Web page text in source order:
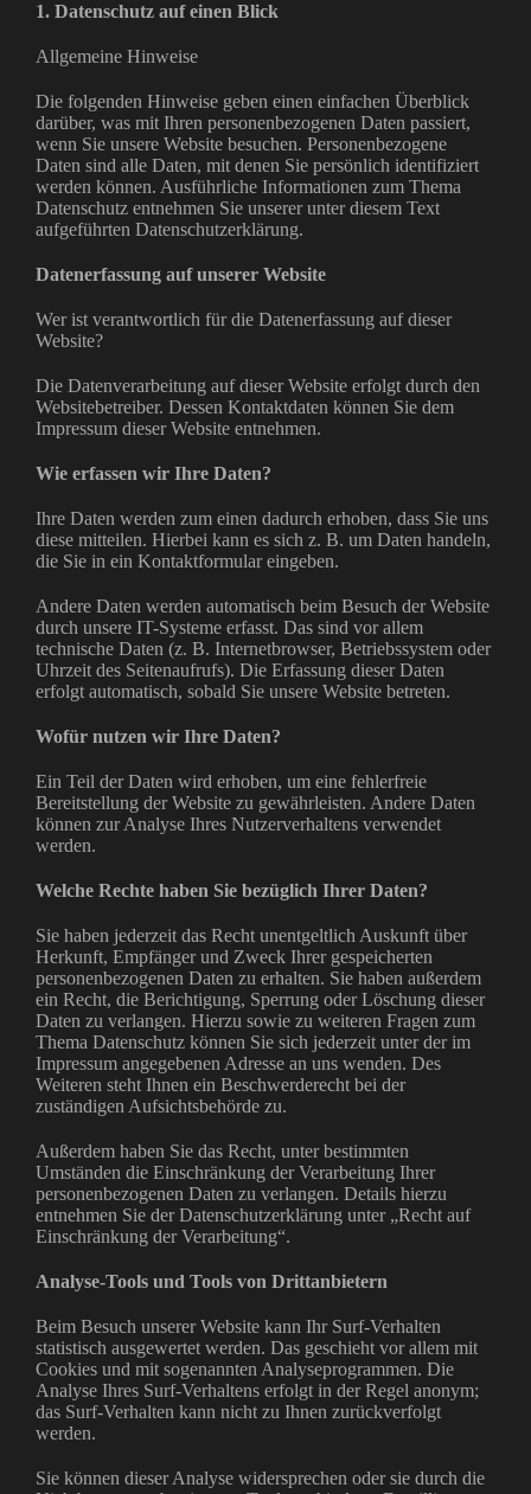
1. Datenschutz auf einen Blick
Allgemeine Hinweise
Die folgenden Hinweise geben einen einfachen Überblick
darüber, was mit Ihren personenbezogenen Daten passiert,
wenn Sie unsere Website besuchen. Personenbezogene
Daten sind alle Daten, mit denen Sie persönlich identifiziert
werden können. Ausführliche Informationen zum Thema
Datenschutz entnehmen Sie unserer unter diesem Text
aufgeführten Datenschutzerklärung.
Datenerfassung auf unserer Website
Wer ist verantwortlich für die Datenerfassung auf dieser
Website?
Die Datenverarbeitung auf dieser Website erfolgt durch den
Websitebetreiber. Dessen Kontaktdaten können Sie dem
Impressum dieser Website entnehmen.
Wie erfassen wir Ihre Daten?
Ihre Daten werden zum einen dadurch erhoben, dass Sie uns
diese mitteilen. Hierbei kann es sich z. B. um Daten handeln,
die Sie in ein Kontaktformular eingeben.
Andere Daten werden automatisch beim Besuch der Website
durch unsere IT-Systeme erfasst. Das sind vor allem
technische Daten (z. B. Internetbrowser, Betriebssystem oder
Uhrzeit des Seitenaufrufs). Die Erfassung dieser Daten
erfolgt automatisch, sobald Sie unsere Website betreten.
Wofür nutzen wir Ihre Daten?
Ein Teil der Daten wird erhoben, um eine fehlerfreie
Bereitstellung der Website zu gewährleisten. Andere Daten
können zur Analyse Ihres Nutzerverhaltens verwendet
werden.
Welche Rechte haben Sie bezüglich Ihrer Daten?
Sie haben jederzeit das Recht unentgeltlich Auskunft über
Herkunft, Empfänger und Zweck Ihrer gespeicherten
personenbezogenen Daten zu erhalten. Sie haben außerdem
ein Recht, die Berichtigung, Sperrung oder Löschung dieser
Daten zu verlangen. Hierzu sowie zu weiteren Fragen zum
Thema Datenschutz können Sie sich jederzeit unter der im
Impressum angegebenen Adresse an uns wenden. Des
Weiteren steht Ihnen ein Beschwerderecht bei der
zuständigen Aufsichtsbehörde zu.
Außerdem haben Sie das Recht, unter bestimmten
Umständen die Einschränkung der Verarbeitung Ihrer
personenbezogenen Daten zu verlangen. Details hierzu
entnehmen Sie der Datenschutzerklärung unter „Recht auf
Einschränkung der Verarbeitung“.
Analyse-Tools und Tools von Drittanbietern
Beim Besuch unserer Website kann Ihr Surf-Verhalten
statistisch ausgewertet werden. Das geschieht vor allem mit
Cookies und mit sogenannten Analyseprogrammen. Die
Analyse Ihres Surf-Verhaltens erfolgt in der Regel anonym;
das Surf-Verhalten kann nicht zu Ihnen zurückverfolgt
werden.
Sie können dieser Analyse widersprechen oder sie durch die